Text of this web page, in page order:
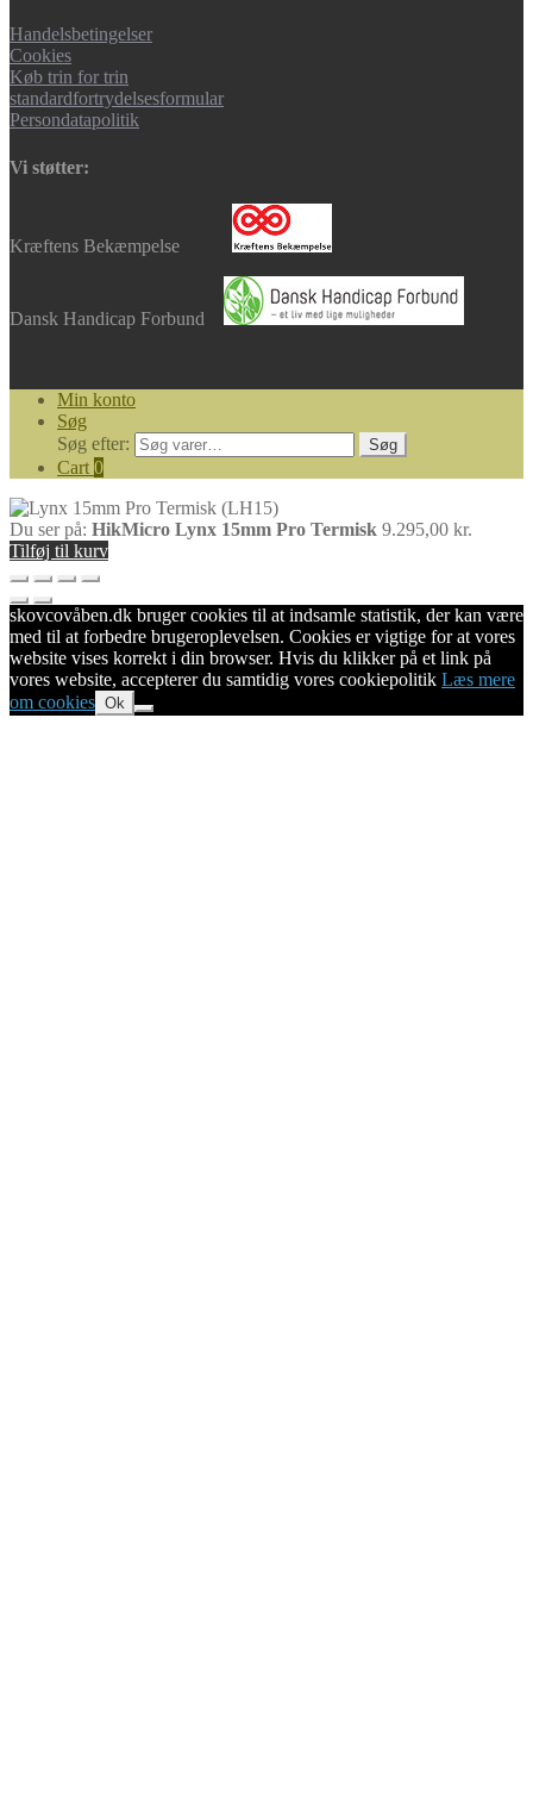
Handelsbetingelser
Cookies
Køb trin for trin
standardfortrydelsesformular
Persondatapolitik
Vi støtter:
Kræftens Bekæmpelse
Dansk Handicap Forbund
Min konto
Søg
Søg efter:
Søg
Cart 0
Du ser på: HikMicro Lynx 15mm Pro Termisk 9.295,00 kr.
Tilføj til kurv
skovcovåben.dk bruger cookies til at indsamle statistik, der kan være
med til at forbedre brugeroplevelsen. Cookies er vigtige for at vores
website vises korrekt i din browser. Hvis du klikker på et link på
vores website, accepterer du samtidig vores cookiepolitik Læs mere
om cookies Ok